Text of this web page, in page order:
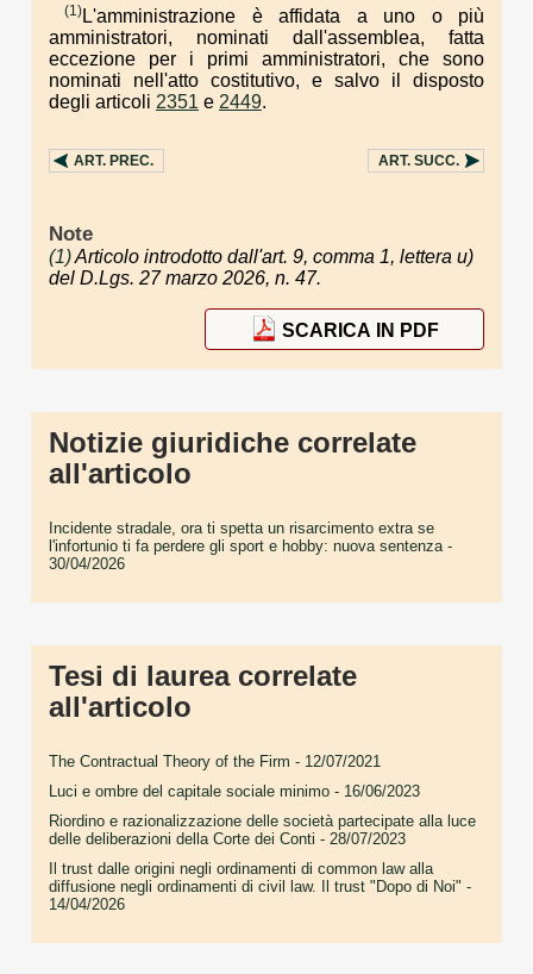
(1) L'amministrazione è affidata a uno o più
amministratori, nominati dall'assemblea, fatta
eccezione per i primi amministratori, che sono
nominati nell'atto costitutivo, e salvo il disposto
degli articoli 2351 e 2449.
ART. PREC. ART. SUCC.
Note
(1)Articolo introdotto dall'art. 9, comma 1, lettera u)
del D.Lgs. 27 marzo 2026, n. 47.
SCARICA IN PDF
Notizie giuridiche correlate
all'articolo
Incidente stradale, ora ti spetta un risarcimento extra se
l'infortunio ti fa perdere gli sport e hobby: nuova sentenza -
30/04/2026
Tesi di laurea correlate
all'articolo
The Contractual Theory of the Firm - 12/07/2021
Luci e ombre del capitale sociale minimo - 16/06/2023
Riordino e razionalizzazione delle società partecipate alla luce
delle deliberazioni della Corte dei Conti - 28/07/2023
Il trust dalle origini negli ordinamenti di common law alla
diffusione negli ordinamenti di civil law. Il trust "Dopo di Noi" -
14/04/2026